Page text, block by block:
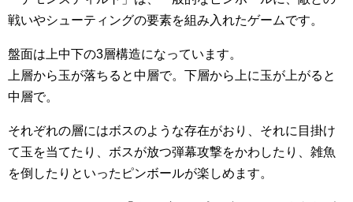
戦いやシューティングの要素を組み入れたゲームです。
盤面は上中下の3層構造になっています。
上層から玉が落ちると中層で。下層から上に玉が上がると
中層で。
それぞれの層にはボスのような存在がおり、それに目掛け
て玉を当てたり、ボスが放つ弾幕攻撃をかわしたり、雑魚
を倒したりといったピンボールが楽しめます。